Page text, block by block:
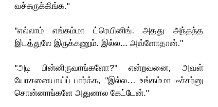
வச்சுருக்கிங்க."
"எல்லாம் எங்கம்மா ட்ரெயினிங். அதது அந்தந்த
இடத்துலே இருக்கணும். இல்ல... அவ்ளோதான்."
"அடி பின்னிருவாங்களோ?" என்றவனை, அவள்
யோசனையாய்ப் பார்க்க, "இல்ல… உங்கம்மா டீச்சர்னு
சொன்னாங்களே அதுனால கேட்டேன்."